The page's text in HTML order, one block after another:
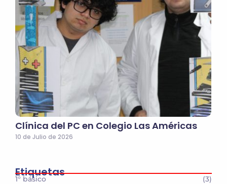
Clínica del PC en Colegio Las Américas
10 de Julio de 2026
Etiquetas
1° básico
(3)